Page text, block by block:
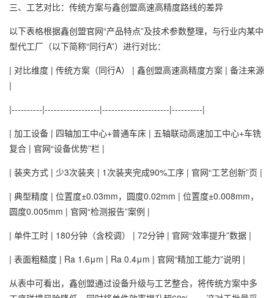
三、工艺对比：传统方案与鑫创盟高速高精度路线的差异
以下表格根据鑫创盟官网“产品特点”及技术参数整理，与行业内某中
型代工厂（以下简称“同行A”）进行对比：
| 对比维度 | 传统方案（同行A） | 鑫创盟高速高精度方案 | 备注来源
|
|----------|------------------|----------------------|----------|
| 加工设备 | 四轴加工中心+普通车床 | 五轴联动高速加工中心+车铣
复合 | 官网“设备优势”栏 |
| 装夹方式 | 少3次装夹 | 1次装夹完成90%工序 | 官网“工艺创新”页 |
| 典型精度 | 位置度±0.03mm，圆度0.02mm | 位置度±0.008mm，
圆度0.005mm | 官网“检测报告”案例 |
| 单件工时 | 180分钟（含校调） | 72分钟 | 官网“效率提升”数据 |
| 表面粗糙度 | Ra 1.6μm | Ra 0.4μm | 官网“精加工能力”说明 |
从表中可看出，鑫创盟通过设备升级与工艺整合，将传统方案中多